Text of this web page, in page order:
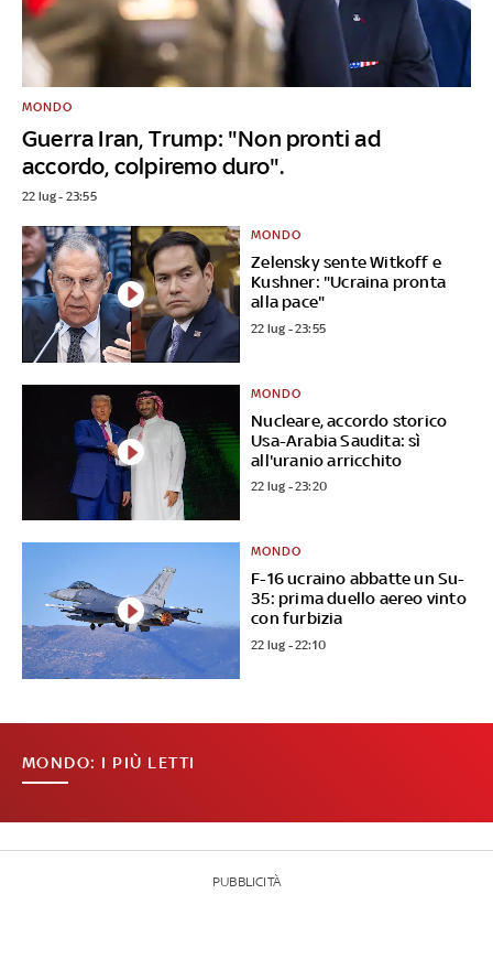
Guerra Iran, Trump: "Non pronti ad
accordo, colpiremo duro".
MONDO
22 lug - 23:55
Zelensky sente Witkoff e
Kushner: "Ucraina pronta
alla pace"
MONDO
22 lug - 23:55
Nucleare, accordo storico
Usa-Arabia Saudita: sì
all'uranio arricchito
MONDO
22 lug - 23:20
F-16 ucraino abbatte un Su-
35: prima duello aereo vinto
con furbizia
MONDO
22 lug - 22:10
MONDO: I PIÙ LETTI
PUBBLICITÀ